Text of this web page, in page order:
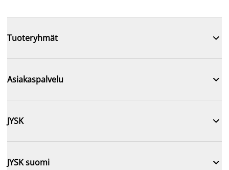
Tuoteryhmät 
Asiakaspalvelu 
JYSK 
JYSK suomi 